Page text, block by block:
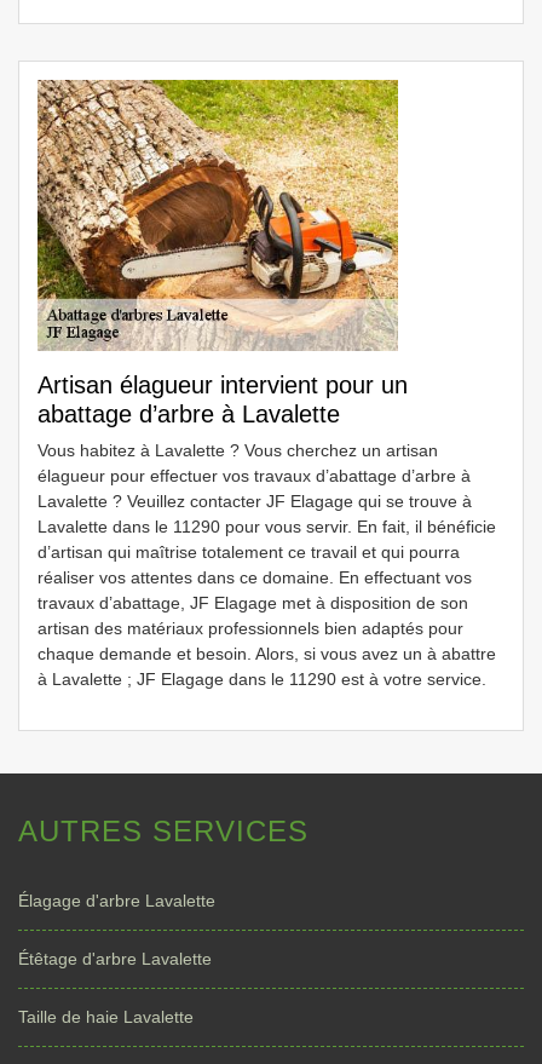
Artisan élagueur intervient pour un
abattage d’arbre à Lavalette
Vous habitez à Lavalette ? Vous cherchez un artisan
élagueur pour effectuer vos travaux d’abattage d’arbre à
Lavalette ? Veuillez contacter JF Elagage qui se trouve à
Lavalette dans le 11290 pour vous servir. En fait, il bénéficie
d’artisan qui maîtrise totalement ce travail et qui pourra
réaliser vos attentes dans ce domaine. En effectuant vos
travaux d’abattage, JF Elagage met à disposition de son
artisan des matériaux professionnels bien adaptés pour
chaque demande et besoin. Alors, si vous avez un à abattre
à Lavalette ; JF Elagage dans le 11290 est à votre service.
AUTRES SERVICES
Élagage d'arbre Lavalette
Étêtage d'arbre Lavalette
Taille de haie Lavalette